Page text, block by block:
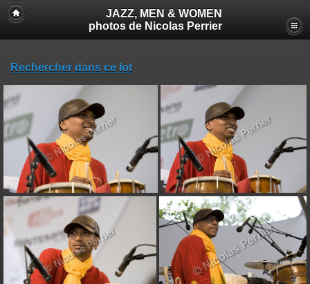
JAZZ, MEN & WOMEN
photos de Nicolas Perrier
Rechercher dans ce lot